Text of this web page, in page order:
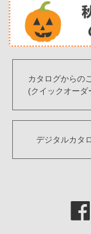
カタログからの
(クイックオーダ
デジタルカタ